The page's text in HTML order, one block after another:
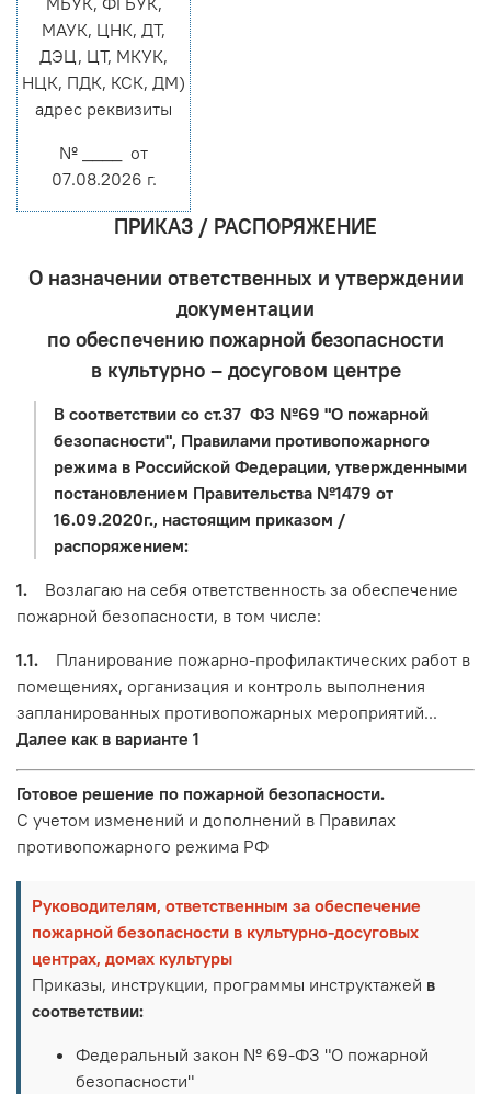
МАУК, ЦНК, ДТ,
ДЭЦ, ЦТ, МКУК,
НЦК, ПДК, КСК, ДМ)
адрес реквизиты
№ ____ от
07.08.2026 г.
ПРИКАЗ / РАСПОРЯЖЕНИЕ
О назначении ответственных и утверждении
документации
по обеспечению пожарной безопасности
в культурно – досуговом центре
В соответствии со ст.37 ФЗ №69 "О пожарной
безопасности", Правилами противопожарного
режима в Российской Федерации, утвержденными
постановлением Правительства №1479 от
16.09.2020г., настоящим приказом /
распоряжением:
1. Возлагаю на себя ответственность за обеспечение
пожарной безопасности, в том числе:
1.1. Планирование пожарно-профилактических работ в
помещениях, организация и контроль выполнения
запланированных противопожарных мероприятий...
Далее как в варианте 1
Готовое решение по пожарной безопасности.
С учетом изменений и дополнений в Правилах
противопожарного режима РФ
Руководителям, ответственным за обеспечение
пожарной безопасности в культурно-досуговых
центрах, домах культуры
Приказы, инструкции, программы инструктажей в
соответствии:
Федеральный закон № 69-ФЗ "О пожарной
безопасности"